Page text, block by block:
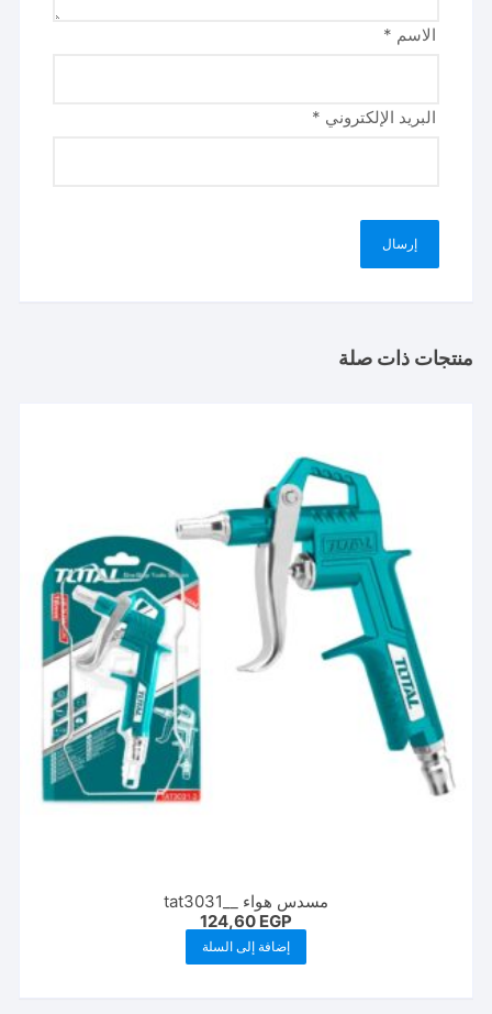
الاسم *
البريد الإلكتروني *
منتجات ذات صلة
مسدس هواء __tat3031
124,60 EGP
إضافة إلى السلة